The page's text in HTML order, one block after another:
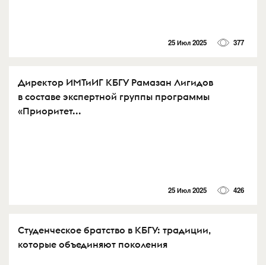
25 Июл 2025 377
Директор ИМТиИГ КБГУ Рамазан Лигидов
в составе экспертной группы программы
«Приоритет...
25 Июл 2025 426
Студенческое братство в КБГУ: традиции,
которые объединяют поколения